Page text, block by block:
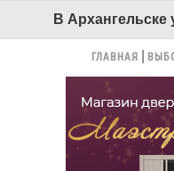
ГЛАВНАЯ